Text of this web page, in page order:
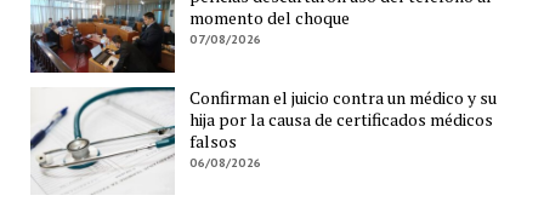
momento del choque
07/08/2026
Confirman el juicio contra un médico y su
hija por la causa de certificados médicos
falsos
06/08/2026